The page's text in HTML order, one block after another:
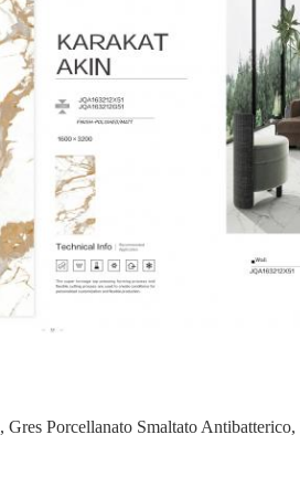
, Gres Porcellanato Smaltato Antibatterico,